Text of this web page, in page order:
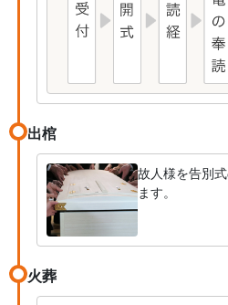
出棺
故人様を告別
ます。
火葬